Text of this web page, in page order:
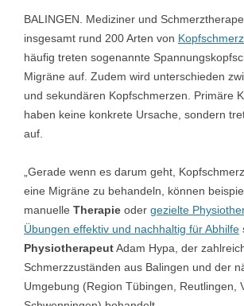
BALINGEN. Mediziner und
insgesamt rund 200 Arten von
häufig treten sogenannte
Migräne auf. Zudem wird unterschieden
und sekundären Kopfschmerzen. Primäre
haben keine konkrete Ursache, sondern
auf.
„Gerade wenn es darum geht,
eine Migräne zu behandeln, können
manuelle Therapie oder gezielte
Übungen effektiv und nachhaltig für Abhilfe
PhysiotherapeutAdam Hypa, der
Schmerzzuständen aus Balingen und der
Umgebung (Region Tübingen, Reutlingen,